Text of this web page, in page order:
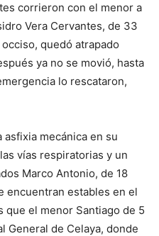
corrieron con el menor a
Vera Cervantes, de 33
quedó atrapado
ya no se movió, hasta
lo rescataron,
asfixia mecánica en su
vías respiratorias y un
Marco Antonio, de 18
encuentran estables en el
el menor Santiago de 5
General de Celaya, donde